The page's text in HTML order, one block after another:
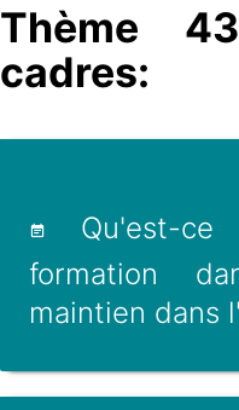
Thème
cadres:
Qu'est-
formation
maintien dans